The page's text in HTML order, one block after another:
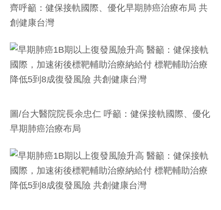
齊呼籲：健保接軌國際、優化早期肺癌治療布局 共
創健康台灣
圖/台大醫院院長余忠仁 呼籲：健保接軌國際、優化
早期肺癌治療布局